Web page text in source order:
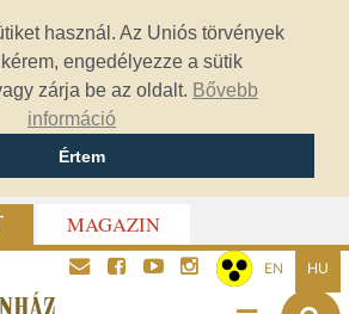
használ. Az Uniós törvények
engedélyezze a sütik
zárja be az oldalt. Bővebb
információ
Értem
MAGAZIN
EN HU